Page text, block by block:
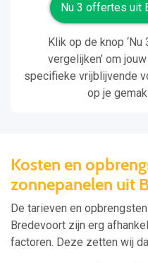
Nu 3 offertes uit
Klik op de knop
vergelijken’ om
specifieke vrijblijvende
op je
Kosten en
zonnepanelen uit
De tarieven en
Bredevoort zijn erg
factoren. Deze zetten wij